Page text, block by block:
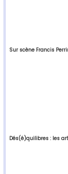
Sur scène Francis
Dés(é)quilibres : les